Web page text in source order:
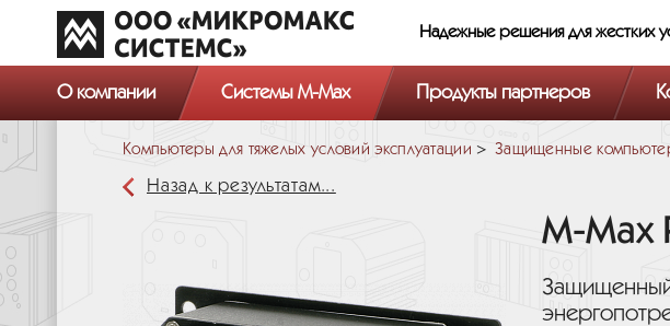
Надежные решения для жестких
О компании Системы M-Max Продукты партнеров
Компьютеры для тяжелых условий эксплуатации Защищенные
Назад к результатам...
M-Max